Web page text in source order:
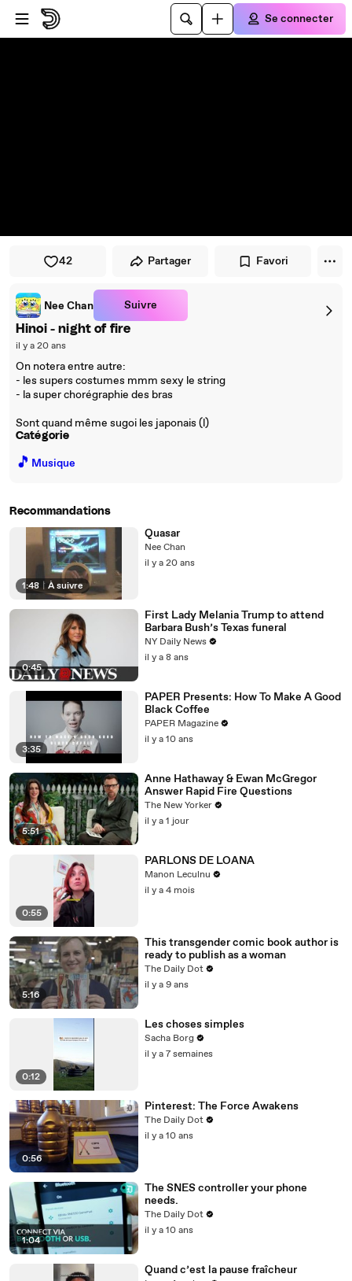
Passer au player
Passer au contenu principal
Se connecter
42 Partager Favori
Nee Chan Suivre
Hinoi - night of fire
il y a 20 ans
On notera entre autre:
- les supers costumes mmm sexy le string
- la super chorégraphie des bras
Sont quand même sugoi les japonais (l)
Catégorie
🎵 Musique
Recommandations
1:48 | À suivre
Quasar
Nee Chan
il y a 20 ans
0:45
First Lady Melania Trump to attend
Barbara Bush’s Texas funeral
NY Daily News
il y a 8 ans
3:35
PAPER Presents: How To Make A Good
Black Coffee
PAPER Magazine
il y a 10 ans
5:51
Anne Hathaway & Ewan McGregor
Answer Rapid Fire Questions
The New Yorker
il y a 1 jour
0:55
PARLONS DE LOANA
Manon Leculnu
il y a 4 mois
5:16
This transgender comic book author is
ready to publish as a woman
The Daily Dot
il y a 9 ans
0:12
Les choses simples
Sacha Borg
il y a 7 semaines
0:56
Pinterest: The Force Awakens
The Daily Dot
il y a 10 ans
1:04
The SNES controller your phone
needs.
The Daily Dot
il y a 10 ans
Quand c’est la pause fraîcheur